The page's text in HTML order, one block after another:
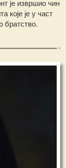
је извршио чин
које је у част
братство.